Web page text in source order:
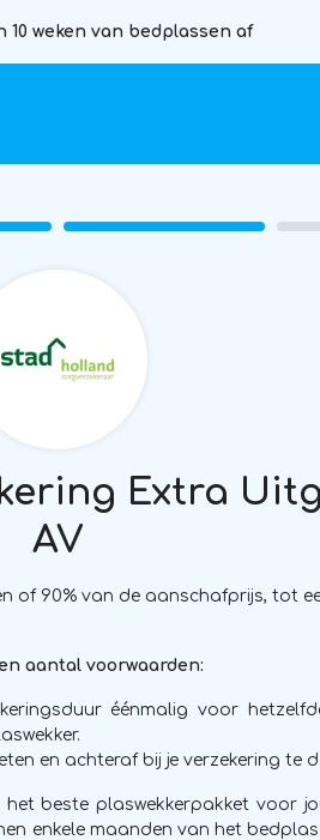
10 weken van bedplassen af
Extra
AV
of 90% van de aanschafprijs, tot
aantal voorwaarden:
éénmalig voor
en achteraf bij je verzekering te
beste plaswekkerpakket voor
enkele maanden van het